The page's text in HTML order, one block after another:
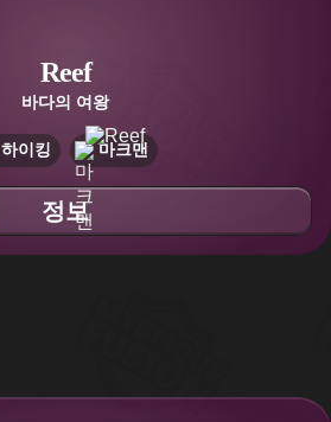
Reef
바다의 여왕
하이킹 마크맨
정보